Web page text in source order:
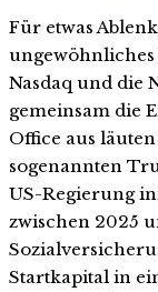
Für etwas
ungewöhnliches
Nasdaq und die
gemeinsam die
Office aus
sogenannten
US-Regierung
zwischen 2025
Startkapital in